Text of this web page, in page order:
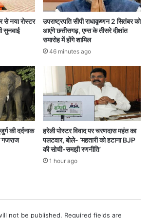
से नया रोस्टर
सुनवाई
उपराष्ट्रपति सीपी राधाकृष्णन 2 सितंबर को
आएंगे छत्तीसगढ़, एम्स के तीसरे दीक्षांत
समारोह में होंगे शामिल
46 minutes ago
की दर्दनाक
गजराज
हरेली पोस्टर विवाद पर चरणदास महंत का
पलटवार, बोले- ‘महतारी को हटाना BJP
की सोची-समझी रणनीति’
1 hour ago
not be published. Required fields are